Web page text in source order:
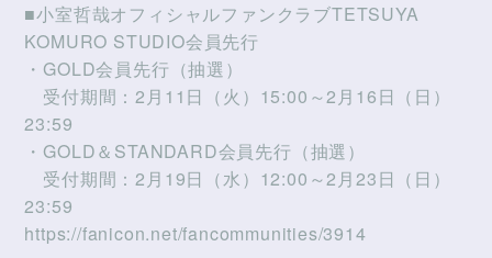
■小室哲哉オフィシャルファンクラブTETSUYA
KOMURO STUDIO会員先行
・GOLD会員先行（抽選）
受付期間：2月11日（火）15:00～2月16日（日）
23:59
・GOLD＆STANDARD会員先行（抽選）
受付期間：2月19日（水）12:00～2月23日（日）
23:59
https://fanicon.net/fancommunities/3914